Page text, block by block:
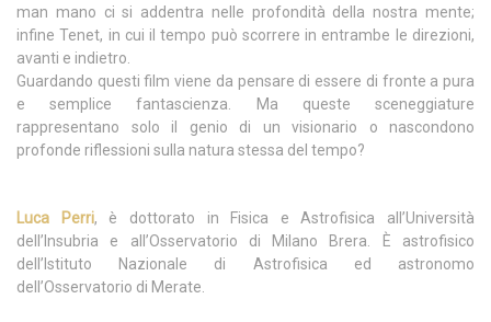
man mano ci si addentra nelle profondità della nostra mente;
infine Tenet, in cui il tempo può scorrere in entrambe le direzioni,
avanti e indietro.
Guardando questi film viene da pensare di essere di fronte a pura
e semplice fantascienza. Ma queste sceneggiature
rappresentano solo il genio di un visionario o nascondono
profonde riflessioni sulla natura stessa del tempo?
Luca Perri, è dottorato in Fisica e Astrofisica all’Università
dell’Insubria e all’Osservatorio di Milano Brera. È astrofisico
dell’Istituto Nazionale di Astrofisica ed astronomo
dell’Osservatorio di Merate.